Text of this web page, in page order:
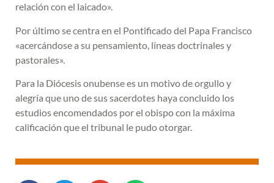
relación con el laicado».
Por último se centra en el Pontificado del Papa Francisco
«acercándose a su pensamiento, líneas doctrinales y
pastorales».
Para la Diócesis onubense es un motivo de orgullo y
alegría que uno de sus sacerdotes haya concluido los
estudios encomendados por el obispo con la máxima
calificación que el tribunal le pudo otorgar.